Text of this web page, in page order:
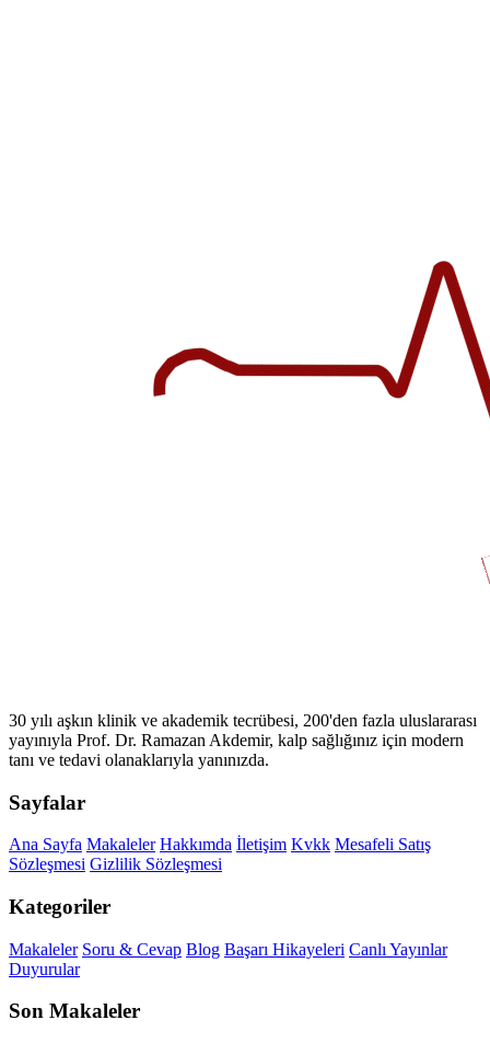
30 yılı aşkın klinik ve akademik tecrübesi, 200'den fazla uluslararası
yayınıyla Prof. Dr. Ramazan Akdemir, kalp sağlığınız için modern
tanı ve tedavi olanaklarıyla yanınızda.
Sayfalar
Ana Sayfa Makaleler Hakkımda İletişim Kvkk Mesafeli Satış
Sözleşmesi Gizlilik Sözleşmesi
Kategoriler
Makaleler Soru & Cevap Blog Başarı Hikayeleri Canlı Yayınlar
Duyurular
Son Makaleler